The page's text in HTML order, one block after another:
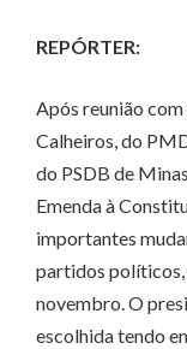
REPÓRTER:
Após reunião com
Calheiros, do
do PSDB de
Emenda à
importantes
partidos políticos,
novembro. O
escolhida tendo